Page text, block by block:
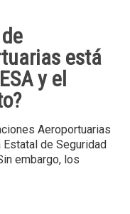
está
y el
Aeroportuarias
de Seguridad
embargo, los